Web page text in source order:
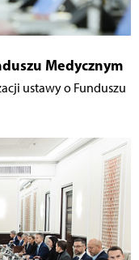
Medycznym
ustawy o Funduszu